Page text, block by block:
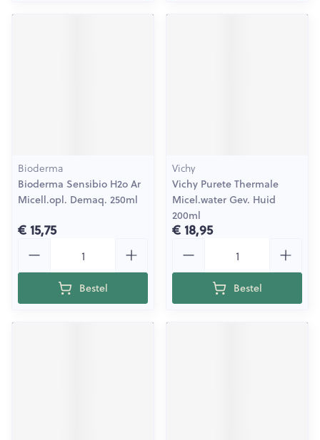
Bioderma
Bioderma Sensibio H2o Ar
Micell.opl. Demaq. 250ml
€ 15,75
Bestel
Vichy
Vichy Purete Thermale
Micel.water Gev. Huid
200ml
€ 18,95
Bestel